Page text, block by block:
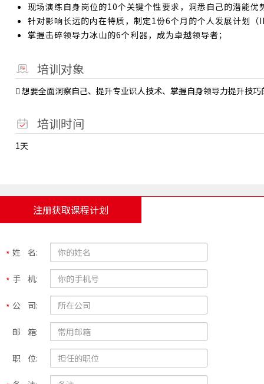
现场演练自身岗位的10个关键个性要求，洞悉自己的潜能
针对影响长远的内在特质，制定1份6个月的个人发展计划
掌握击碎领导力冰山的6个利器，成为卓越领导者；
培训对象
 想要全面洞察自己、提升专业识人技术、掌握自身领导力提升技
培训时间
1天
注册获取课程计划
姓 名:
手 机:
公 司:
邮 箱:
职 位: